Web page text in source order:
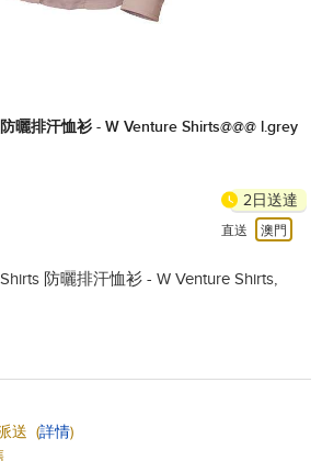
曬排汗恤衫 - W Venture Shirts@@@ l.grey
2日送達
直送 澳門
防曬排汗恤衫 - W Venture Shirts,
送 (詳情)